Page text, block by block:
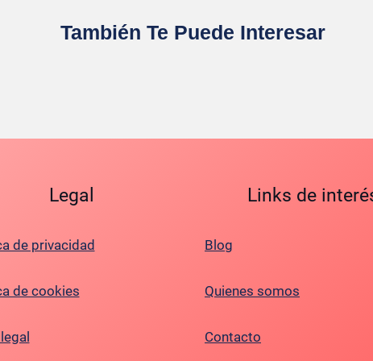
También Te Puede Interesar
Legal
de privacidad
de cookies
Links de
Blog
Quienes somos
Contacto